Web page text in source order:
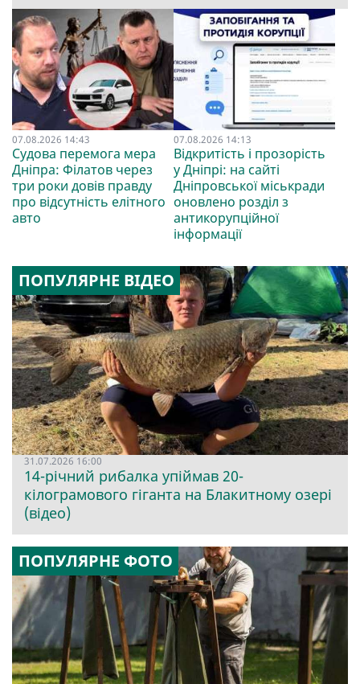
07.08.2026 14:43
Судова перемога мера
Дніпра: Філатов через
три роки довів правду
про відсутність елітного
авто
07.08.2026 14:13
Відкритість і прозорість
у Дніпрі: на сайті
Дніпровської міськради
оновлено розділ з
антикорупційної
інформації
ПОПУЛЯРНЕ ВІДЕО
31.07.2026 16:00
14-річний рибалка упіймав 20-
кілограмового гіганта на Блакитному озері
(відео)
ПОПУЛЯРНЕ ФОТО